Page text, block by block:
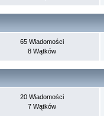
65 Wiadomości
8 Wątków
20 Wiadomości
7 Wątków